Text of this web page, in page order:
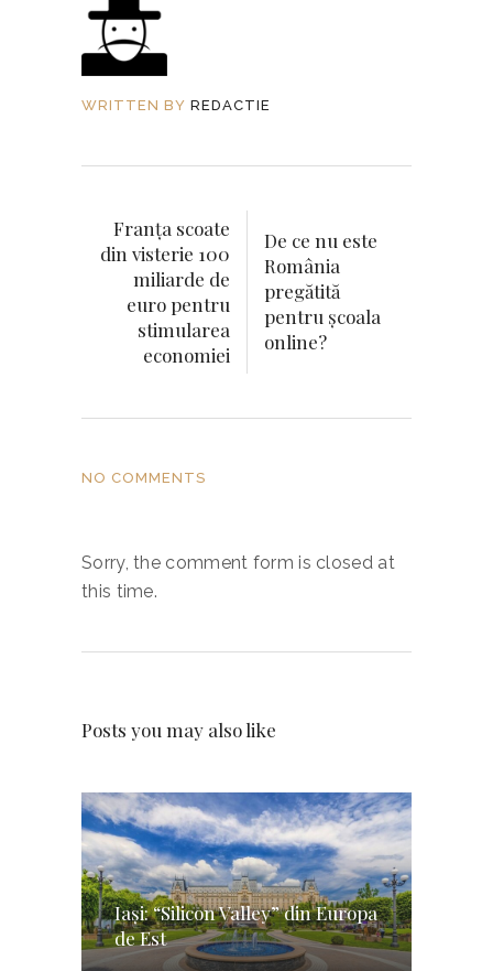
WRITTEN BY REDACTIE
Franţa scoate
din visterie 100
miliarde de
euro pentru
stimularea
economiei
De ce nu este
România
pregătită
pentru școala
online?
NO COMMENTS
Sorry, the comment form is closed at
this time.
Posts you may also like
Iași: “Silicon Valley” din Europa
de Est